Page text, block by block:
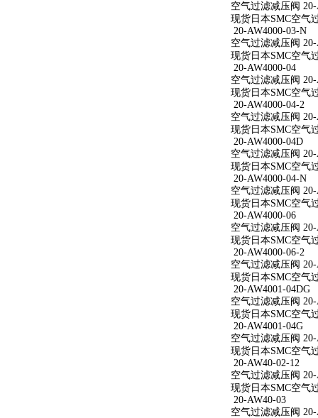
空气过滤减压阀 20-
现货日本SMC空气
20-AW4000-03-N
空气过滤减压阀
现货日本SMC空气
20-AW4000-04
空气过滤减压阀 20-
现货日本SMC空气
20-AW4000-04-2
空气过滤减压阀 20-
现货日本SMC空气
20-AW4000-04D
空气过滤减压阀 20-
现货日本SMC空气
20-AW4000-04-N
空气过滤减压阀
现货日本SMC空气
20-AW4000-06
空气过滤减压阀 20-
现货日本SMC空气
20-AW4000-06-2
空气过滤减压阀 20-
现货日本SMC空气
20-AW4001-04DG
空气过滤减压阀 20-
现货日本SMC空气
20-AW4001-04G
空气过滤减压阀 20-
现货日本SMC空气
20-AW40-02-12
空气过滤减压阀 20-
现货日本SMC空气
20-AW40-03
空气过滤减压阀 20-